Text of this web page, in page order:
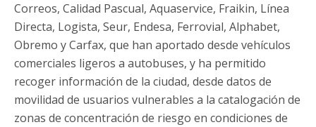
Correos, Calidad Pascual, Aquaservice, Fraikin, Línea
Directa, Logista, Seur, Endesa, Ferrovial, Alphabet,
Obremo y Carfax, que han aportado desde vehículos
comerciales ligeros a autobuses, y ha permitido
recoger información de la ciudad, desde datos de
movilidad de usuarios vulnerables a la catalogación de
zonas de concentración de riesgo en condiciones de